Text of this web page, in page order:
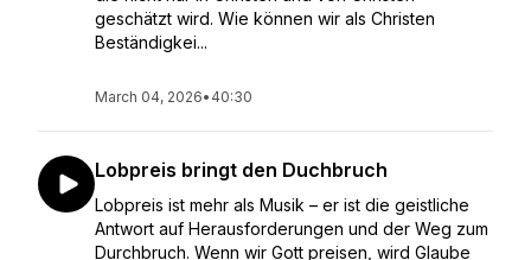
geschätzt wird. Wie können wir als Christen
Beständigkei...
March 04, 2026• 40:30
Lobpreis bringt den Duchbruch
Lobpreis ist mehr als Musik – er ist die geistliche
Antwort auf Herausforderungen und der Weg zum
Durchbruch. Wenn wir Gott preisen, wird Glaube